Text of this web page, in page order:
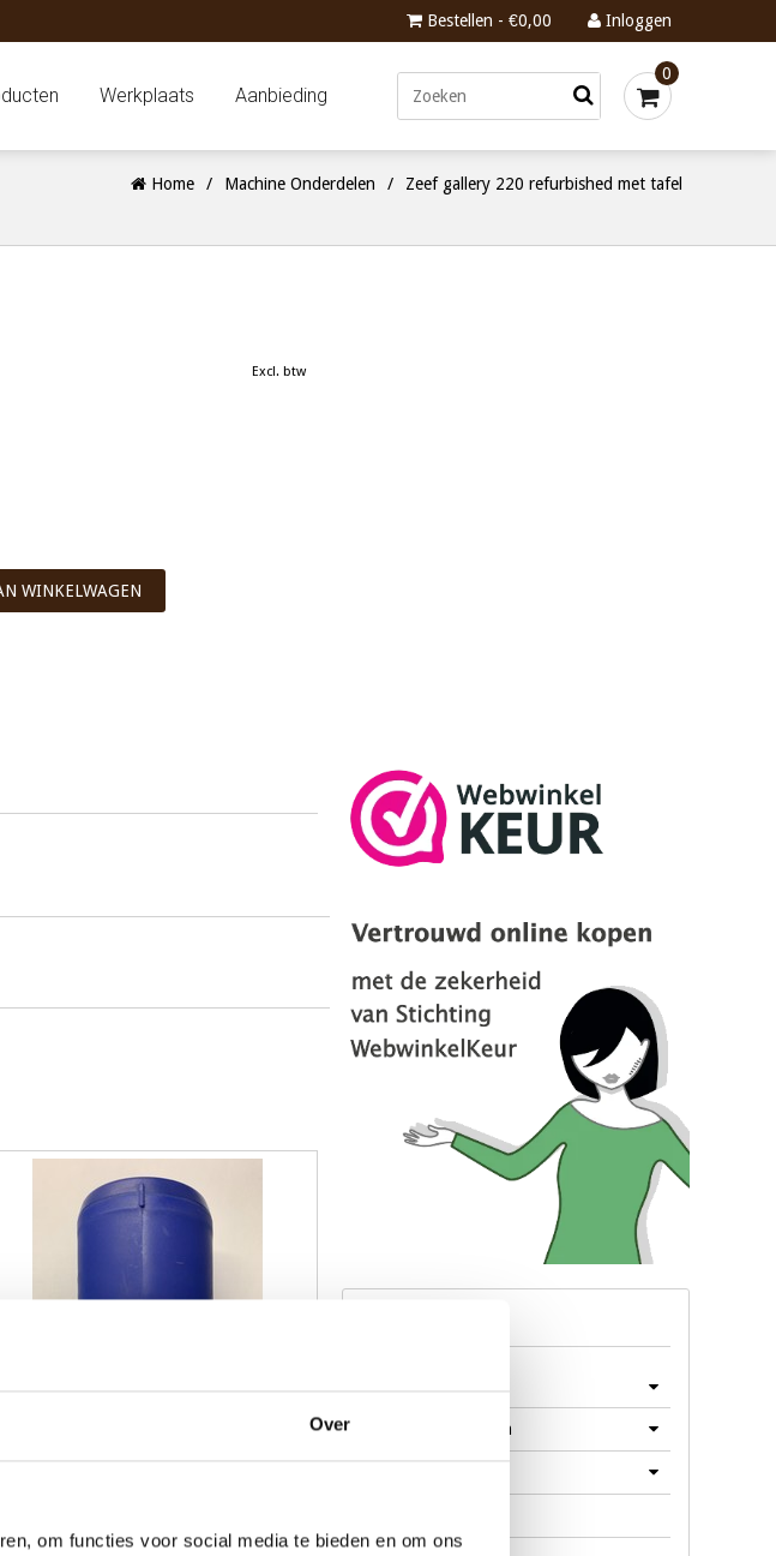
Over
om functies voor social media te bieden en om ons
Bestellen - €0,00 Inloggen
Werkplaats Aanbieding
0
Home / Machine Onderdelen / Zeef gallery 220 refurbished met tafel
Excl. btw
WINKELWAGEN
Machine Onderdelen